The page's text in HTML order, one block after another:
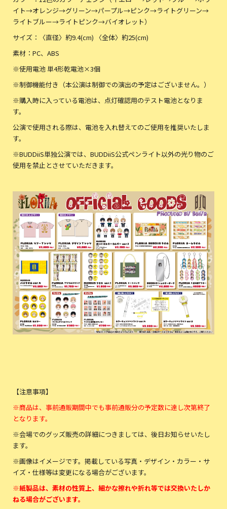
イト→オレンジ→グリーン→パープル→ピンク→ライトグリーン→
ライトブルー→ライトピンク→バイオレット）
サイズ：〈直径〉約9.4(cm) 〈全体〉約25(cm)
素材：PC、ABS
※使用電池 単4形乾電池×3個
※制御機能付き（本公演は制御での演出の予定はございません。）
※購入時に入っている電池は、点灯確認用のテスト電池となりま
す。
公演で使用される際は、電池を入れ替えてのご使用を推奨いたしま
す。
※BUDDiiS単独公演では、BUDDiiS公式ペンライト以外の光り物のご
使用を禁止とさせていただきます。
【注意事項】
※商品は、事前通販期間中でも事前通販分の予定数に達し次第終了
となります。
※会場でのグッズ販売の詳細につきましては、後日お知らせいたし
ます。
※画像はイメージです。掲載している写真・デザイン・カラー・サ
イズ・仕様等は変更になる場合がございます。
※紙製品は、素材の性質上、細かな擦れや折れ等では交換いたしか
ねる場合がございます。